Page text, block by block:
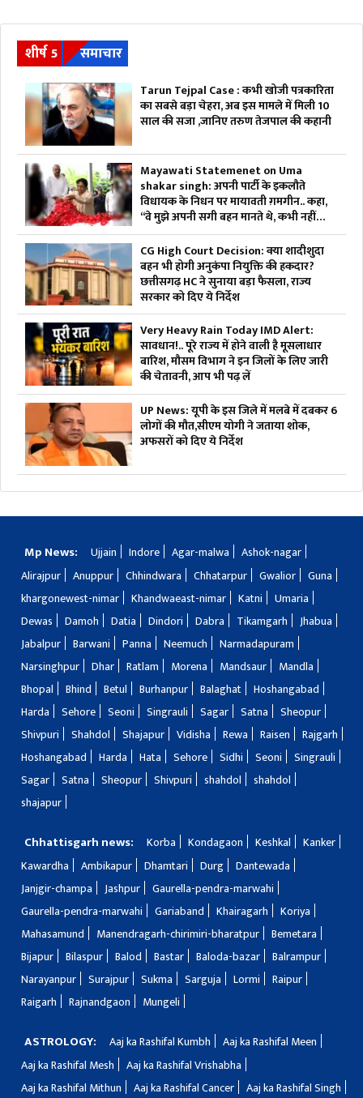
शीर्ष 5 समाचार
Tarun Tejpal Case : कभी खोजी पत्रकारिता
का सबसे बड़ा चेहरा, अब इस मामले में मिली 10
साल की सजा ,जानिए तरुण तेजपाल की कहानी
Mayawati Statemenet on Uma
shakar singh: अपनी पार्टी के इकलौते
विधायक के निधन पर मायावती ग़मगीन.. कहा,
“वे मुझे अपनी सगी बहन मानते थे, कभी नहीं
किया विश्वासघात”.. आप भी सुनें
CG High Court Decision: क्या शादीशुदा
बहन भी होगी अनुकंपा नियुक्ति की हकदार?
छत्तीसगढ़ HC ने सुनाया बड़ा फैसला, राज्य
सरकार को दिए ये निर्देश
Very Heavy Rain Today IMD Alert:
सावधान!.. पूरे राज्य में होने वाली है मूसलाधार
बारिश, मौसम विभाग ने इन जिलों के लिए जारी
की चेतावनी, आप भी पढ़ लें
UP News: यूपी के इस जिले में मलबे में दबकर 6
लोगों की मौत,सीएम योगी ने जताया शोक,
अफसरों को दिए ये निर्देश
Mp News: Ujjain Indore Agar-malwa
Ashok-nagar
Alirajpur
Anuppur Chhindwara Chhatarpur Gwalior
Guna
khargonewest-nimar
Khandwaeast-nimar Katni
Umaria
Dewas
Damoh Datia Dindori Dabra Tikamgarh
Jhabua
Jabalpur
Barwani Panna Neemuch
Narmadapuram
Narsinghpur
Dhar Ratlam Morena Mandsaur
Mandla
Bhopal
Bhind Betul Burhanpur Balaghat
Hoshangabad
Harda
Sehore Seoni Singrauli Sagar Satna
Sheopur
Shivpuri
Shahdol Shajapur Vidisha Rewa Raisen
Rajgarh
Hoshangabad
Harda Hata Sehore Sidhi Seoni
Singrauli
Sagar
Satna Sheopur Shivpuri shahdol
shahdol
shajapur
Chhattisgarh news: Korba Kondagaon Keshkal
Kanker
Kawardha
Ambikapur Dhamtari Durg
Dantewada
Janjgir-champa
Jashpur
Gaurella-pendra-marwahi
Gaurella-pendra-marwahi
Gariaband Khairagarh
Koriya
Mahasamund
Manendragarh-chirimiri-bharatpur
Bemetara
Bijapur
Bilaspur Balod Bastar Baloda-bazar
Balrampur
Narayanpur
Surajpur Sukma Sarguja Lormi
Raipur
Raigarh
Rajnandgaon Mungeli
ASTROLOGY: Aaj ka Rashifal Kumbh
Aaj ka Rashifal Meen
Aaj ka Rashifal Mesh
Aaj ka Rashifal Vrishabha
Aaj ka Rashifal Mithun
Aaj ka Rashifal Cancer
Aaj ka Rashifal Singh